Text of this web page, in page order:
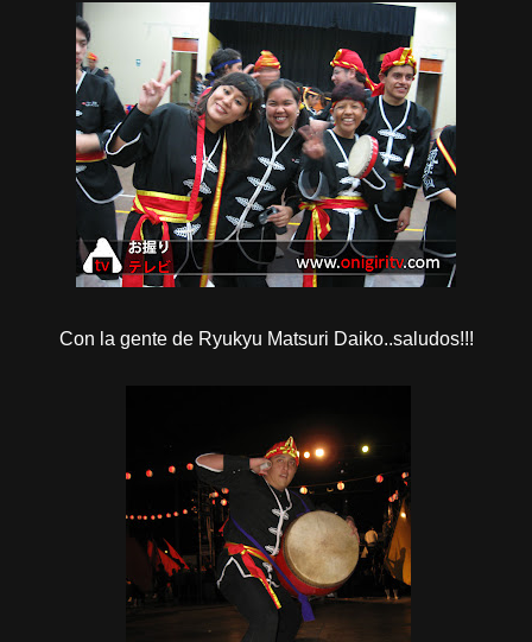
Con la gente de Ryukyu Matsuri Daiko..saludos!!!